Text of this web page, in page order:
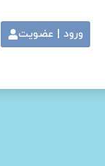
ورود | عضویت